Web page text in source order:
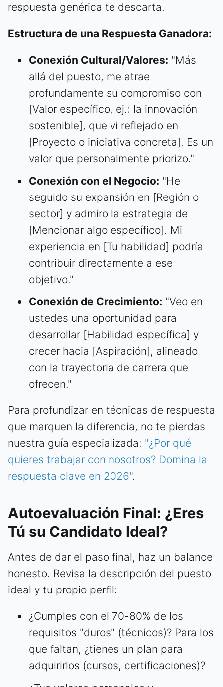
respuesta genérica te descarta.
Estructura de una Respuesta Ganadora:
Conexión Cultural/Valores: "Más
allá del puesto, me atrae
profundamente su compromiso con
[Valor específico, ej.: la innovación
sostenible], que vi reflejado en
[Proyecto o iniciativa concreta]. Es un
valor que personalmente priorizo."
Conexión con el Negocio: "He
seguido su expansión en [Región o
sector] y admiro la estrategia de
[Mencionar algo específico]. Mi
experiencia en [Tu habilidad] podría
contribuir directamente a ese
objetivo."
Conexión de Crecimiento: "Veo en
ustedes una oportunidad para
desarrollar [Habilidad específica] y
crecer hacia [Aspiración], alineado
con la trayectoria de carrera que
ofrecen."
Para profundizar en técnicas de respuesta
que marquen la diferencia, no te pierdas
nuestra guía especializada: "¿Por qué
quieres trabajar con nosotros? Domina la
respuesta clave en 2026".
Autoevaluación Final: ¿Eres
Tú su Candidato Ideal?
Antes de dar el paso final, haz un balance
honesto. Revisa la descripción del puesto
ideal y tu propio perfil:
¿Cumples con el 70-80% de los
requisitos "duros" (técnicos)? Para los
que faltan, ¿tienes un plan para
adquirirlos (cursos, certificaciones)?